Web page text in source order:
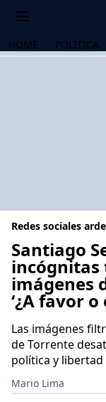
HOME POLÍTICA
Redes sociales
Santiago
imágenes
‘¿A favor
Las imágenes
de Torrente
política y libertad
Mario Lima